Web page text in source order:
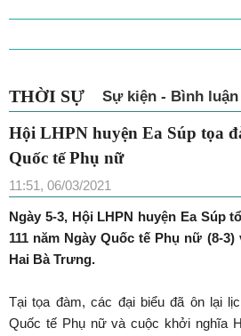
THỜI SỰ Sự kiện - Bình luận
Hội LHPN huyện Ea Súp tọa
Quốc tế Phụ nữ
11:51, 06/03/2021
Ngày 5-3, Hội LHPN huyện Ea Súp
111 năm Ngày Quốc tế Phụ nữ (8-
Hai Bà Trưng.
Tại tọa đàm, các đại biểu đã ôn lại
Quốc tế Phụ nữ và cuộc khởi nghĩa